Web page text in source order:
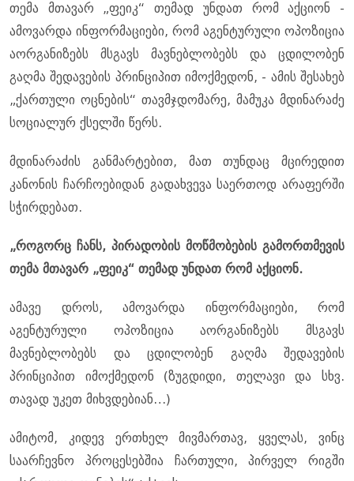
თემა მთავარ „ფეიკ“ თემად უნდათ რომ აქციონ -
ამოვარდა ინფორმაციები, რომ აგენტურული ოპოზიცია
აორგანიზებს მსგავს მავნებლობებს და ცდილობენ
გაღმა შედავების პრინციპით იმოქმედონ, - ამის შესახებ
„ქართული ოცნების“ თავმჯდომარე, მამუკა მდინარაძე
სოციალურ ქსელში წერს.
მდინარაძის განმარტებით, მათ თუნდაც მცირედით
კანონის ჩარჩოებიდან გადახვევა საერთოდ არაფერში
სჭირდებათ.
„როგორც ჩანს, პირადობის მოწმობების გამორთმევის
თემა მთავარ „ფეიკ“ თემად უნდათ რომ აქციონ.
ამავე დროს, ამოვარდა ინფორმაციები, რომ
აგენტურული ოპოზიცია აორგანიზებს მსგავს
მავნებლობებს და ცდილობენ გაღმა შედავების
პრინციპით იმოქმედონ (ზუგდიდი, თელავი და სხვ.
თავად უკეთ მიხვდებიან…)
ამიტომ, კიდევ ერთხელ მივმართავ, ყველას, ვინც
საარჩევნო პროცესებშია ჩართული, პირველ რიგში